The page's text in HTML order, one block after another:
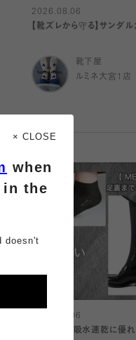
2026.08.06
【靴ズレから守る】サンダ
靴下屋
ルミネ大宮1店
2026.08.06
【 メンズ 】吸水速乾に優
× CLOSE
when
the
doesn't